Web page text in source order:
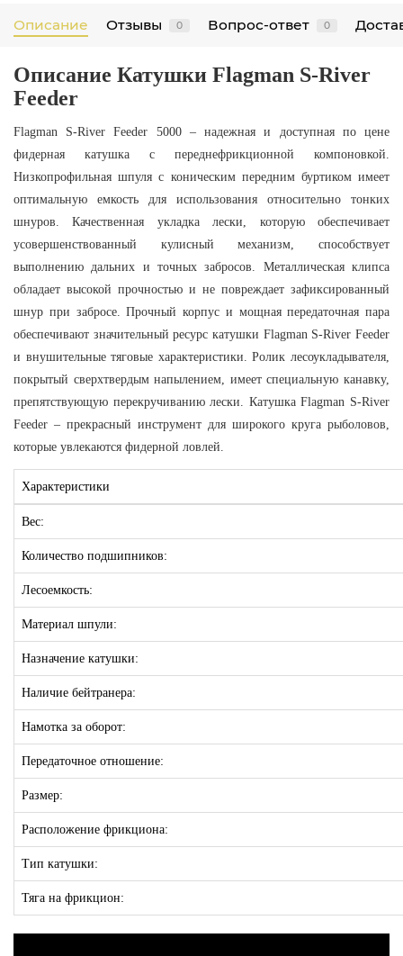
Описание Отзывы 0 Вопрос-ответ 0
Описание Катушки Flagman S-River
Feeder
Flagman S-River Feeder 5000 – надежная и доступная по цене
фидерная катушка с переднефрикционной компоновкой.
Низкопрофильная шпуля с коническим передним буртиком имеет
оптимальную емкость для использования относительно тонких
шнуров. Качественная укладка лески, которую обеспечивает
усовершенствованный кулисный механизм, способствует
выполнению дальних и точных забросов. Металлическая клипса
обладает высокой прочностью и не повреждает зафиксированный
шнур при забросе. Прочный корпус и мощная передаточная пара
обеспечивают значительный ресурс катушки Flagman S-River Feeder
и внушительные тяговые характеристики. Ролик лесоукладывателя,
покрытый сверхтвердым напылением, имеет специальную канавку,
препятствующую перекручиванию лески. Катушка Flagman S-River
Feeder – прекрасный инструмент для широкого круга рыболовов,
которые увлекаются фидерной ловлей.
Характеристики
Вес:
Количество подшипников:
Лесоемкость:
Материал шпули:
Назначение катушки:
Наличие бейтранера:
Намотка за оборот:
Передаточное отношение:
Размер:
Расположение фрикциона:
Тип катушки:
Тяга на фрикцион: